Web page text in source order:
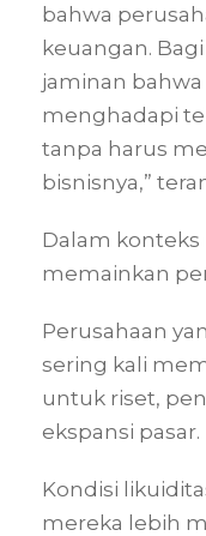
bahwa
keuangan.
jaminan
menghadapi
tanpa harus
bisnisnya,”
Dalam
memainkan
Perusahaan
sering kali
untuk riset,
ekspansi pasar.
Kondisi
mereka lebih